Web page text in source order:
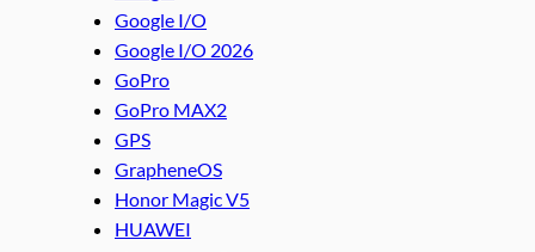
Google I/O
Google I/O 2026
GoPro
GoPro MAX2
GPS
GrapheneOS
Honor Magic V5
HUAWEI